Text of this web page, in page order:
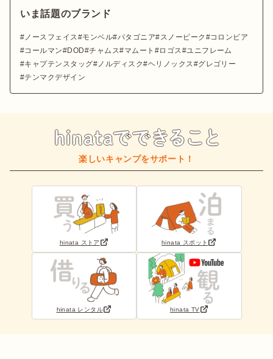
いま話題のブランド
ノースフェイス モンベル パタゴニア スノーピーク
コロンビア
コールマン
DOD チャムス マムート ロゴス
ユニフレーム
キャプテンスタッグ
ノルディスク ヘリノックス
グレゴリー
テンマクデザイン
楽しいキャンプをサポート！
hinata ストア hinata スポット
hinata レンタル hinata TV